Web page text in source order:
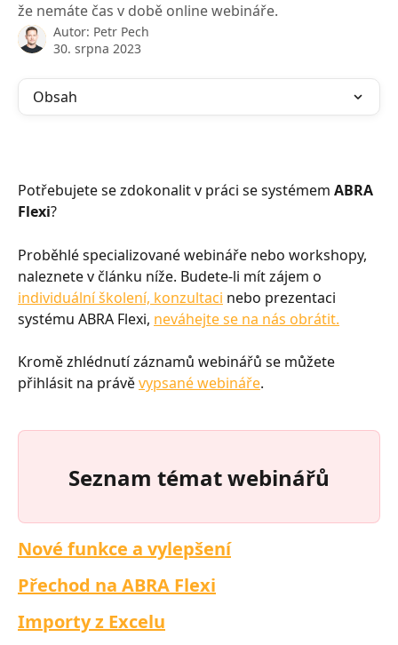
že nemáte čas v době online webináře.
Autor: Petr Pech
30. srpna 2023
Obsah
Potřebujete se zdokonalit v práci se systémem ABRA
Flexi?
Proběhlé specializované webináře nebo workshopy,
naleznete v článku níže. Budete-li mít zájem o
individuální školení, konzultaci nebo prezentaci
systému ABRA Flexi, neváhejte se na nás obrátit.
Kromě zhlédnutí záznamů webinářů se můžete
přihlásit na právě vypsané webináře.
Seznam témat webinářů
Nové funkce a vylepšení
Přechod na ABRA Flexi
Importy z Excelu